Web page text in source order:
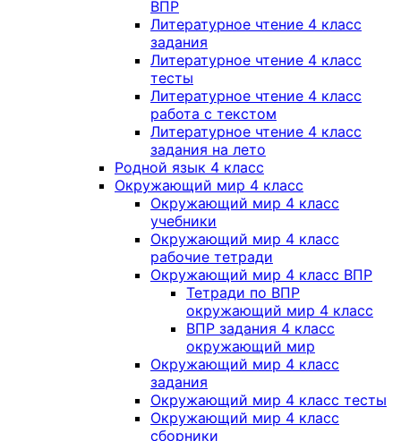
ВПР
Литературное чтение 4 класс
задания
Литературное чтение 4 класс
тесты
Литературное чтение 4 класс
работа с текстом
Литературное чтение 4 класс
задания на лето
Родной язык 4 класс
Окружающий мир 4 класс
Окружающий мир 4 класс
учебники
Окружающий мир 4 класс
рабочие тетради
Окружающий мир 4 класс ВПР
Тетради по ВПР
окружающий мир 4 класс
ВПР задания 4 класс
окружающий мир
Окружающий мир 4 класс
задания
Окружающий мир 4 класс тесты
Окружающий мир 4 класс
сборники